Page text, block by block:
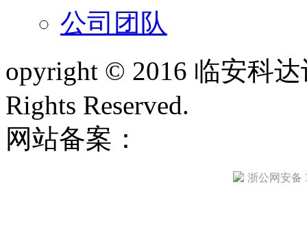
公司团队
opyright © 2016 临安科
Rights Reserved.
网站备案：
浙公网安备